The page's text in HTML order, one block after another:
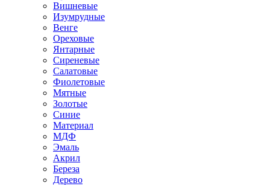
Вишневые
Изумрудные
Венге
Ореховые
Янтарные
Сиреневые
Салатовые
Фиолетовые
Мятные
Золотые
Синие
Материал
МДФ
Эмаль
Акрил
Береза
Дерево